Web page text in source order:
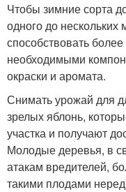
Чтобы зимние сорта
одного до нескольких
способствовать
необходимыми
окраски и аромата.
Снимать урожай для
зрелых яблонь,
участка и получают
Молодые деревья, в
атакам вредителей,
такими плодами